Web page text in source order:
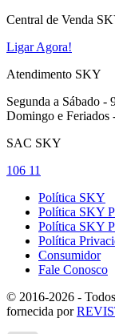
Central de Venda
Ligar Agora!
Atendimento SKY
Segunda a Sábado -
Domingo e Feriados
SAC SKY
106 11
Política SKY
Política SKY
Política SKY
Política
Consumidor
Fale Conosco
© 2016-2026 -
fornecida por